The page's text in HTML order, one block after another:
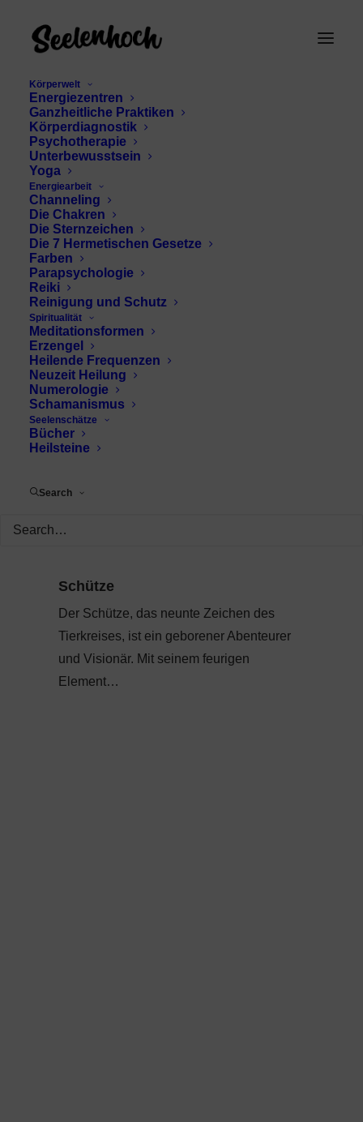
Körperwelt
Energiezentren
Ganzheitliche Praktiken
Körperdiagnostik
Psychotherapie
Unterbewusstsein
Yoga
Energiearbeit
Channeling
Die Chakren
Die Sternzeichen
Die 7 Hermetischen Gesetze
Farben
Parapsychologie
Reiki
Reinigung und Schutz
Spiritualität
Meditationsformen
Erzengel
Heilende Frequenzen
Neuzeit Heilung
Numerologie
Schamanismus
Seelenschätze
Bücher
Heilsteine
Search
kulturelle Neugier
Schütze
Der Schütze, das neunte Zeichen des
Tierkreises, ist ein geborener Abenteurer
und Visionär. Mit seinem feurigen
Element…